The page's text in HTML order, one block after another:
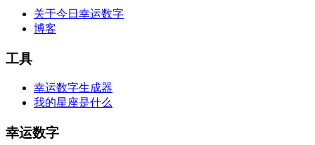
关于今日幸运数字
博客
工具
幸运数字生成器
我的星座是什么
幸运数字